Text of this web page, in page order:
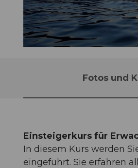
Fotos und
Einsteigerkurs für
In diesem Kurs werden
eingeführt. Sie erfahren